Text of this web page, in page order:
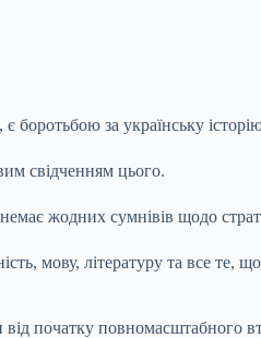
за українську
свідченням цього.
жодних сумнівів щодо
мову, літературу та все
від початку повномасштабного